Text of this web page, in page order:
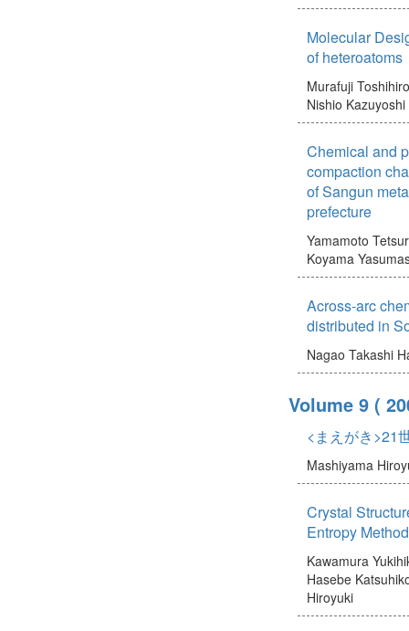
Molecular
of heteroatoms
Murafuji Toshihiro
Nishio Kazuyoshi
Chemical and
compaction
of Sangun
prefecture
Yamamoto
Koyama
Across-arc
distributed in
Nagao Takashi
Volume 9 (
<まえがき>21
Mashiyama
Crystal
Entropy Method
Kawamura
Hasebe
Hiroyuki